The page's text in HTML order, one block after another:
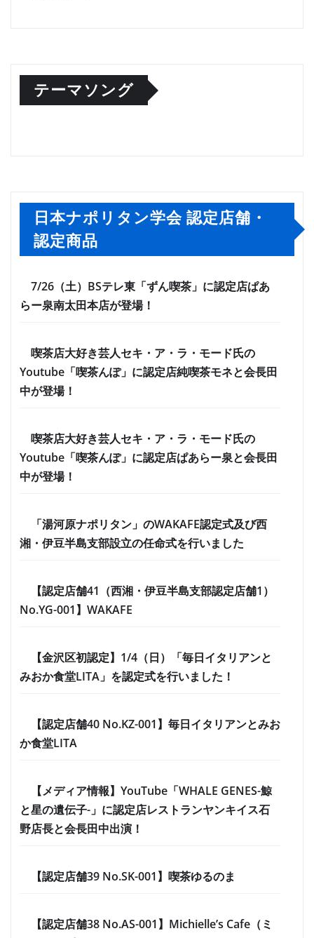
テーマソング
日本ナポリタン学会 認定店舗・
認定商品
7/26（土）BSテレ東「ずん喫茶」に認定店ぱあ
らー泉南太田本店が登場！
喫茶店大好き芸人セキ・ア・ラ・モード氏の
Youtube「喫茶んぽ」に認定店純喫茶モネと会長田
中が登場！
喫茶店大好き芸人セキ・ア・ラ・モード氏の
Youtube「喫茶んぽ」に認定店ぱあらー泉と会長田
中が登場！
「湯河原ナポリタン」のWAKAFE認定式及び西
湘・伊豆半島支部設立の任命式を行いました
【認定店舗41（西湘・伊豆半島支部認定店舗1）
No.YG-001】WAKAFE
【金沢区初認定】1/4（日）「毎日イタリアンと
みおか食堂LITA」を認定式を行いました！
【認定店舗40 No.KZ-001】毎日イタリアンとみお
か食堂LITA
【メディア情報】YouTube「WHALE GENES-鯨
と星の遺伝子-」に認定店レストランヤンキイス石
野店長と会長田中出演！
【認定店舗39 No.SK-001】喫茶ゆるのま
【認定店舗38 No.AS-001】Michielle’s Cafe（ミ